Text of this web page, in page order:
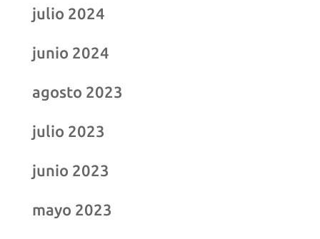
julio 2024
junio 2024
agosto 2023
julio 2023
junio 2023
mayo 2023